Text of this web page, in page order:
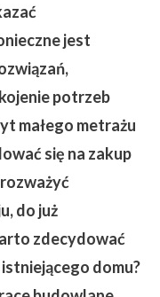
jest
potrzeb
małego metrażu
się na zakup
do już
zdecydować
domu?